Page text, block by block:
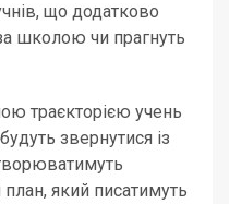
що додатково
школою чи прагнуть
траєкторією учень
звернутися із
який писатимуть